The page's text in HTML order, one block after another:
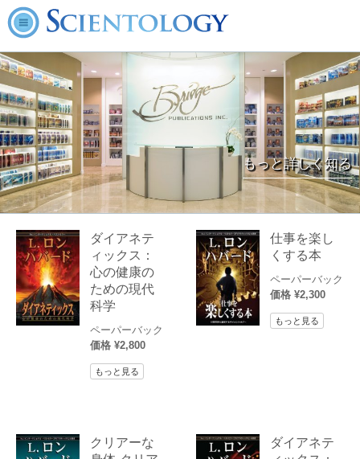
もっと詳しく知る
ダイアネテ
ィックス：
心の健康の
ための現代
科学
ペーパーバック
価格 ¥2,800
もっと見る
仕事を楽し
くする本
ペーパーバック
価格 ¥2,300
もっと見る
クリアーな
ダイアネテ